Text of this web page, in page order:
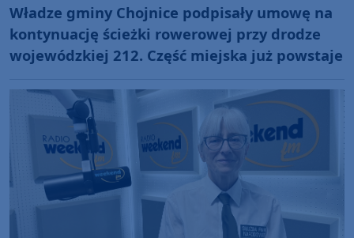
Władze gminy Chojnice podpisały umowę na
kontynuację ścieżki rowerowej przy drodze
wojewódzkiej 212. Część miejska już powstaje